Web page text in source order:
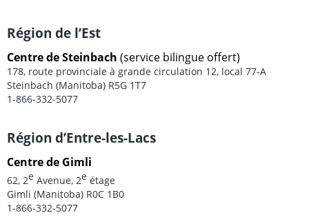
Région de l’Est
Centre de Steinbach (service bilingue offert)
178, route provinciale à grande circulation 12, local 77-A
Steinbach (Manitoba) R5G 1T7
1-866-332-5077
Région d’Entre-les-Lacs
Centre de Gimli
62, 2e Avenue, 2e étage
Gimli (Manitoba) R0C 1B0
1-866-332-5077